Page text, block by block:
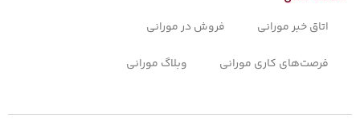
اتاق خبر مورانی فروش در مورانی
فرصت‌های کاری مورانی وبلاگ مورانی